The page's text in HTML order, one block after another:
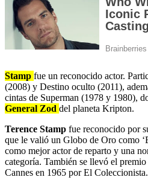
Stamp fue un reconocido actor.
(2008) y Destino oculto (2011),
cintas de Superman (1978 y 1980),
General Zod del planeta Kripton.
Terence Stamp fue reconocido por
que le valió un Globo de Oro como
como mejor actor de reparto y una
categoría. También se llevó el
Cannes en 1965 por El Coleccionista.